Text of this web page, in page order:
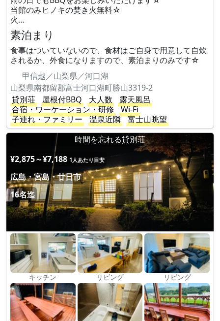
当館のみヒノキの焚き火無料☆
火…
素泊まり
食事はついていないので、食材はご自身で用意して自炊
されるか、外食になりますので、素泊まりのみです☆
甲信越／山梨県／河口湖
山梨県南都留郡富士河口湖町勝山3319-2
貸別荘
屋根付BBQ 大人数
露天風呂
合宿・ワーケーション・研修
Wi-Fi
子連れ・ファミリー
温泉近隣
富士山眺望
時間を忘れる貸別荘
¥2,875～¥7,188 1人あたり目安
広島・宮島・廿日市
16名迄
キッチン リビング リビング